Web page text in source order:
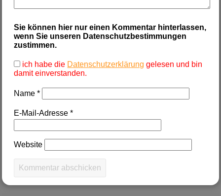
Sie können hier nur einen Kommentar hinterlassen,
wenn Sie unseren Datenschutzbestimmungen
zustimmen.
ich habe die Datenschutzerklärung gelesen und bin
damit einverstanden.
Name*
E-Mail-Adresse*
Website